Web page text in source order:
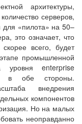
архитектуры,
серверов,
«пилота» на 50–
это означает, что
всего, будет
промышленной
уровня enterprise
в обе стороны.
внедрения
компонентов
Но на малых
неоправданно